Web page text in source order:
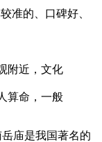
准的、口碑好、
附近，文化
算命，一般
庙是我国著名的